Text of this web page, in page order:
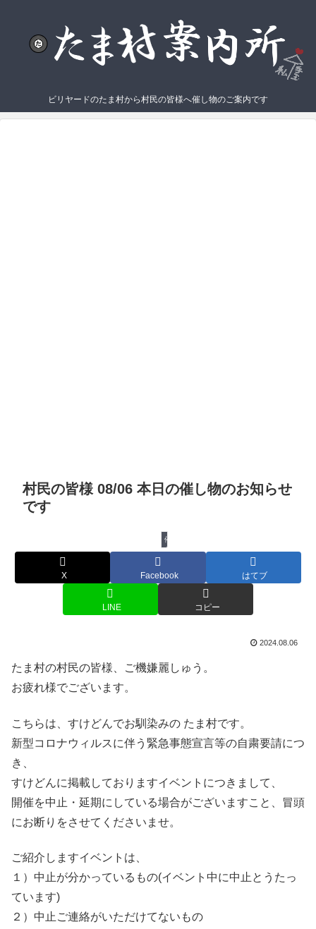
ビリヤードのたま村から村民の皆様へ催し物のご案内です
村民の皆様 08/06 本日の催し物のお知らせ
です
催し物
X Facebook はてブ
LINE コピー
2024.08.06
たま村の村民の皆様、ご機嫌麗しゅう。
お疲れ様でございます。
こちらは、すけどんでお馴染みの たま村です。
新型コロナウィルスに伴う緊急事態宣言等の自粛要請につ
き、
すけどんに掲載しておりますイベントにつきまして、
開催を中止・延期にしている場合がございますこと、冒頭
にお断りをさせてくださいませ。
ご紹介しますイベントは、
１）中止が分かっているもの(イベント中に中止とうたっ
ています)
２）中止ご連絡がいただけてないもの